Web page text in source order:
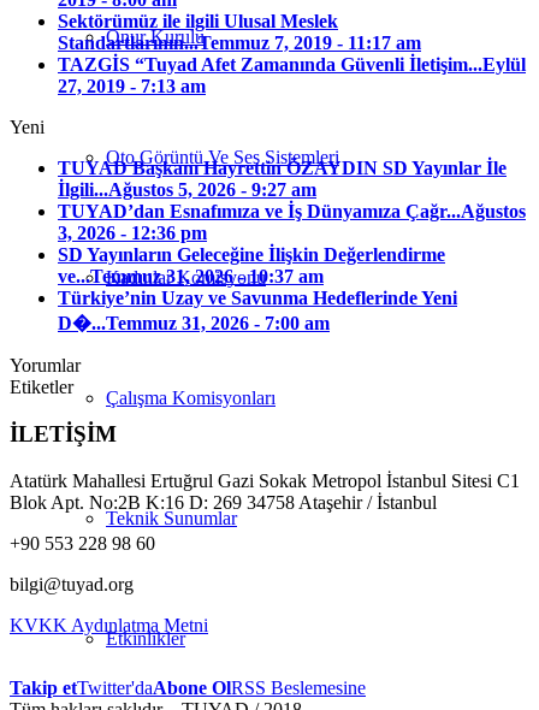
Onur Kurulu
Oto Görüntü Ve Ses Sistemleri
Kadınlar Komisyonu
Çalışma Komisyonları
Teknik Sunumlar
Etkinlikler
Sektörümüz ile ilgili Ulusal Meslek
Standartlarının...Temmuz 7, 2019 - 11:17 am
TAZGİS “Tuyad Afet Zamanında Güvenli İletişim...Eylül
27, 2019 - 7:13 am
Yeni
TUYAD Başkanı Hayrettin ÖZAYDIN SD Yayınlar İle
İlgili...Ağustos 5, 2026 - 9:27 am
TUYAD’dan Esnafımıza ve İş Dünyamıza Çağr...Ağustos
3, 2026 - 12:36 pm
SD Yayınların Geleceğine İlişkin Değerlendirme
ve...Temmuz 31, 2026 - 10:37 am
Türkiye’nin Uzay ve Savunma Hedeflerinde Yeni
D�...Temmuz 31, 2026 - 7:00 am
Yorumlar
Etiketler
İLETİŞİM
Atatürk Mahallesi Ertuğrul Gazi Sokak Metropol İstanbul Sitesi C1
Blok Apt. No:2B K:16 D: 269 34758 Ataşehir / İstanbul
+90 553 228 98 60
bilgi@tuyad.org
KVKK Aydınlatma Metni
Takip etTwitter'daAbone OlRSS Beslemesine